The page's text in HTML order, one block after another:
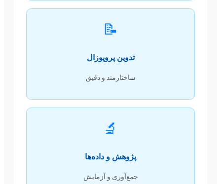
📝
تدوین پروپوزال
ساختارمند و دقیق
🔬
پژوهش و داده‌ها
جمع‌آوری و آزمایش